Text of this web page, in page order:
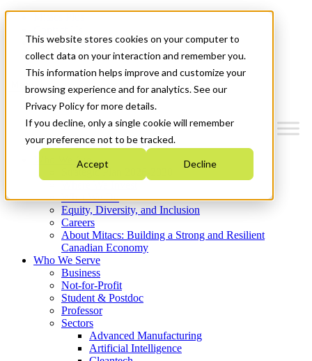
This website stores cookies on your computer to
collect data on your interaction and remember you.
This information helps improve and customize your
browsing experience and for analytics. See our
Privacy Policy for more details.
If you decline, only a single cookie will remember
your preference not to be tracked.
Accept Decline
News & Events
Get Started
Menu
Who We Are
Strategic Plan 2026-2030
What We Do
Equity, Diversity, and Inclusion
Careers
About Mitacs: Building a Strong and Resilient
Canadian Economy
Who We Serve
Business
Not-for-Profit
Student & Postdoc
Professor
Sectors
Advanced Manufacturing
Artificial Intelligence